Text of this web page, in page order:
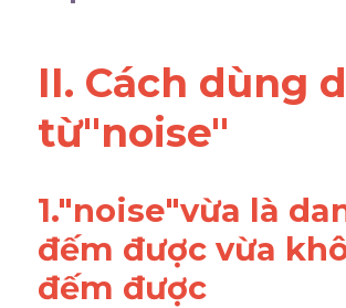
II. Cách dùng
từ"noise"
1."noise"vừa là
đếm được vừa
đếm được